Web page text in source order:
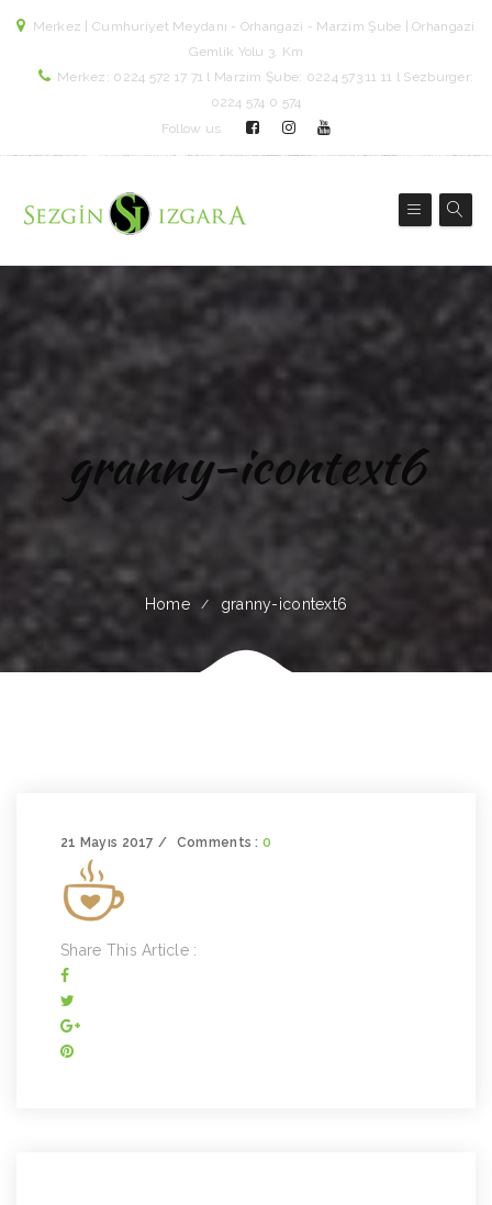
Merkez | Cumhuriyet Meydanı - Orhangazi - Marzim Şube | Orhangazi
Gemlik Yolu 3. Km
Merkez: 0224 572 17 71 l Marzim Şube: 0224 573 11 11 l Sezburger:
0224 574 0 574
Follow us
granny-icontext6
Home granny-icontext6
21 Mayıs 2017 Comments :0
Share This Article :